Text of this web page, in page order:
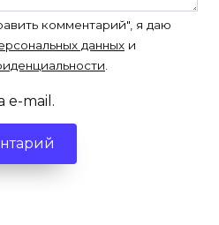
комментарий", я даю
данных и
.
e-mail.